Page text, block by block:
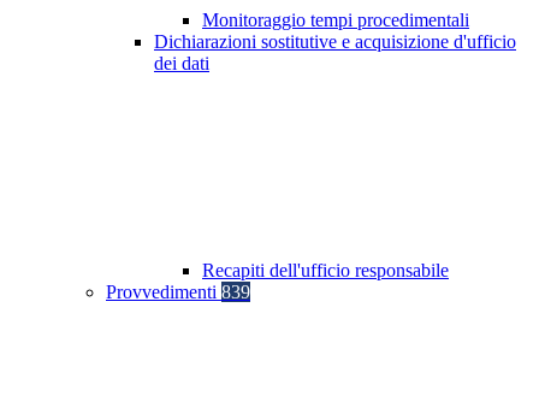
Monitoraggio tempi procedimentali
Dichiarazioni sostitutive e acquisizione d'ufficio
dei dati
Recapiti dell'ufficio responsabile
Provvedimenti 839